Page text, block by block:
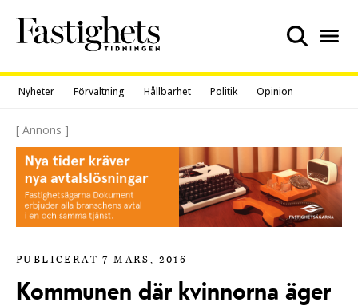
content
Nyheter Förvaltning Hållbarhet Politik Opinion
[ Annons ]
PUBLICERAT 7 MARS, 2016
Kommunen där kvinnorna äger